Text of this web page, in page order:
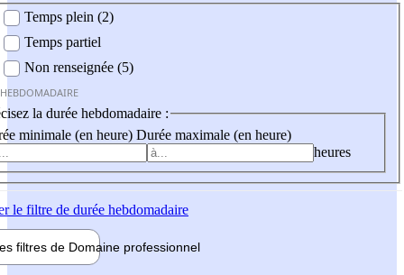
Temps plein (2)
Temps partiel
Non renseignée (5)
la durée hebdomadaire :
minimale (en heure) Durée maximale (en heure)
heures
le filtre de durée hebdomadaire
filtres de Domaine professionnel